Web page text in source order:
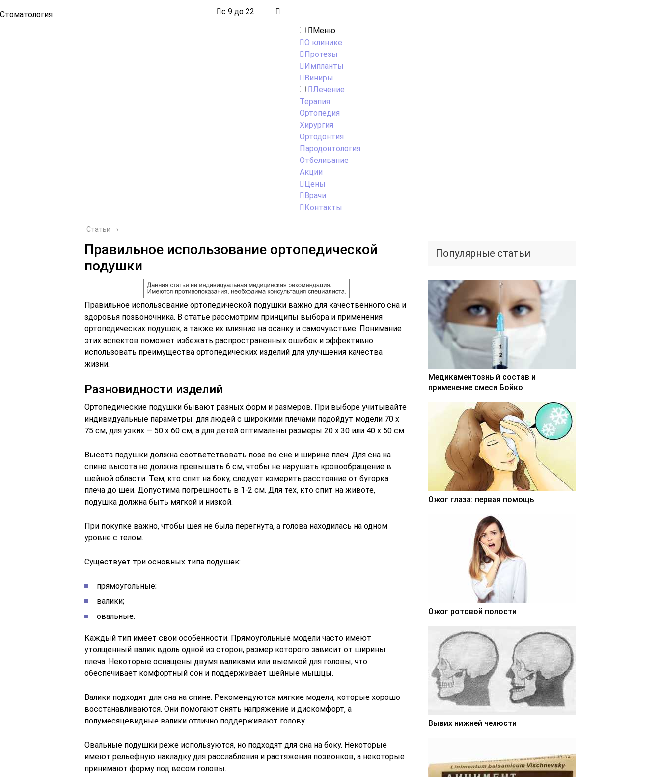
Стоматология с 9 до 22
Меню
О клинике
Протезы
Импланты
Виниры
Лечение
Терапия
Ортопедия
Хирургия
Ортодонтия
Пародонтология
Отбеливание
Акции
Цены
Врачи
Контакты
Статьи ›
Правильное использование ортопедической
подушки
Правильное использование ортопедической подушки важно для качественного сна и
здоровья позвоночника. В статье рассмотрим принципы выбора и применения
ортопедических подушек, а также их влияние на осанку и самочувствие. Понимание
этих аспектов поможет избежать распространенных ошибок и эффективно
использовать преимущества ортопедических изделий для улучшения качества
жизни.
Разновидности изделий
Ортопедические подушки бывают разных форм и размеров. При выборе учитывайте
индивидуальные параметры: для людей с широкими плечами подойдут модели 70 х
75 см, для узких — 50 х 60 см, а для детей оптимальны размеры 20 х 30 или 40 х 50 см.
Высота подушки должна соответствовать позе во сне и ширине плеч. Для сна на
спине высота не должна превышать 6 см, чтобы не нарушать кровообращение в
шейной области. Тем, кто спит на боку, следует измерить расстояние от бугорка
плеча до шеи. Допустима погрешность в 1-2 см. Для тех, кто спит на животе,
подушка должна быть мягкой и низкой.
При покупке важно, чтобы шея не была перегнута, а голова находилась на одном
уровне с телом.
Существует три основных типа подушек:
прямоугольные;
валики;
овальные.
Каждый тип имеет свои особенности. Прямоугольные модели часто имеют
утолщенный валик вдоль одной из сторон, размер которого зависит от ширины
плеча. Некоторые оснащены двумя валиками или выемкой для головы, что
обеспечивает комфортный сон и поддерживает шейные мышцы.
Валики подходят для сна на спине. Рекомендуются мягкие модели, которые хорошо
восстанавливаются. Они помогают снять напряжение и дискомфорт, а
полумесяцевидные валики отлично поддерживают голову.
Овальные подушки реже используются, но подходят для сна на боку. Некоторые
имеют рельефную накладку для расслабления и растяжения позвонков, а некоторые
принимают форму под весом головы.
Популярные статьи
Медикаментозный состав и
применение смеси Бойко
Ожог глаза: первая помощь
Ожог ротовой полости
Вывих нижней челюсти